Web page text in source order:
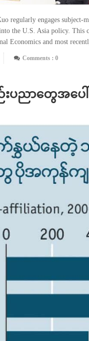
regularly engages subject-
the U.S. Asia policy.
Economics and most
Comments : 0
းပညာတွေအပ